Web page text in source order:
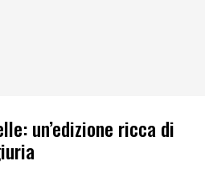
un’edizione ricca di